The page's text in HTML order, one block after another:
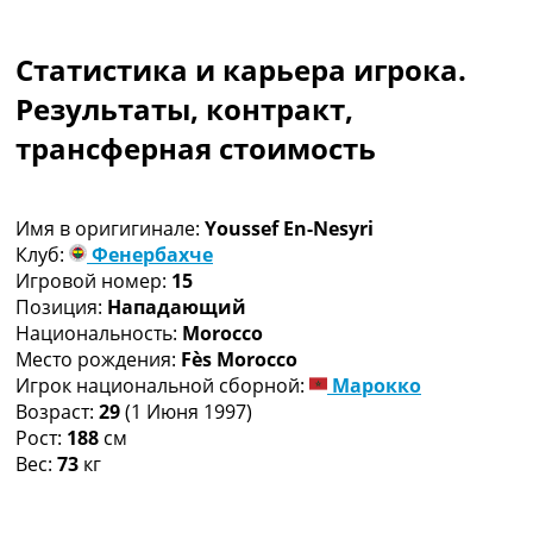
Чемпионат Мира
Украина. Премьер-Лига
Украина. Первая Лига
Лига Чемпионов
Другие Турниры >>>
Таблицы
Таблицы групп Чемпионата Мира
Украина. Премьер-Лига
Украина. Первая Лига
Лига Чемпионов. Таблицы групп
Англия. Премьер-Лига
Испания. Ла Лига
Все таблицы >>>
Рейтинги
Статистика и карьера игрока.
Результаты, контракт,
трансферная стоимость
Имя в оригигинале: Youssef En-Nesyri
Клуб:
Фенербахче
Игровой номер: 15
Позиция: Нападающий
Национальность: Morocco
Место рождения: Fès Morocco
Игрок национальной сборной:
Марокко
Возраст: 29(1 Июня 1997)
Рост: 188 см
Вес: 73 кг